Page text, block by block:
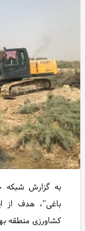
به گزارش شبکه
باغی"، هدف از
کشاورزی منطقه